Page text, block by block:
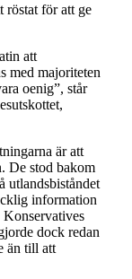
röstat för att ge
att
med majoriteten
oenig”, står
är att
De stod bakom
utlandsbiståndet
information
Konservatives
dock redan
än till att